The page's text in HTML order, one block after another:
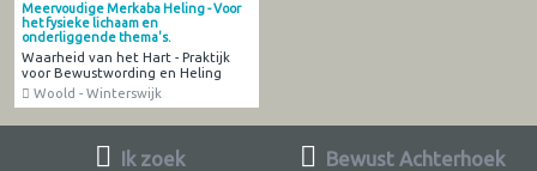
Meervoudige Merkaba Heling - Voor
het fysieke lichaam en
onderliggende thema's.
Waarheid van het Hart - Praktijk
voor Bewustwording en Heling
Woold - Winterswijk
Ik zoek Bewust Achterhoek